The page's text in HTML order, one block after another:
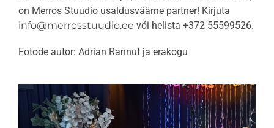
on Merros Stuudio usaldusväärne partner! Kirjuta
info@merrosstuudio.ee või helista +372 55599526.
Fotode autor: Adrian Rannut ja erakogu